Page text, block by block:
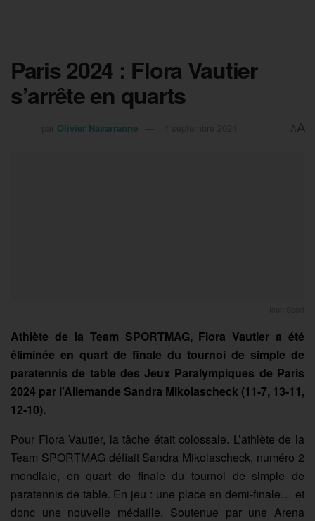
Paris 2024 : Flora Vautier
s’arrête en quarts
Olivier Navarranne AA
Athlète de la Team SPORTMAG, Flora Vautier a été
éliminée en quart de finale du tournoi de simple de
paratennis de table des Jeux Paralympiques de Paris
2024 par l’Allemande Sandra Mikolascheck (11-7, 13-11,
12-10).
Pour Flora Vautier, la tâche était colossale. L’athlète de la
Team SPORTMAG défiait Sandra Mikolascheck, numéro 2
mondiale, en quart de finale du tournoi de simple de
paratennis de table. En jeu : une place en demi-finale… et
donc une nouvelle médaille. Soutenue par une Arena